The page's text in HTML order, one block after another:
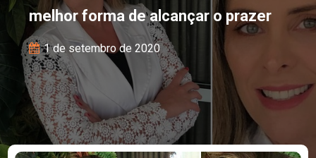
melhor forma de alcançar o prazer
1 de setembro de 2020